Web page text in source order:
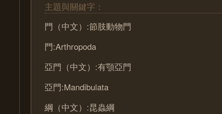
主題與關鍵字：
門（中文）:節肢動物門
門:Arthropoda
亞門（中文）:有顎亞門
亞門:Mandibulata
綱（中文）:昆蟲綱